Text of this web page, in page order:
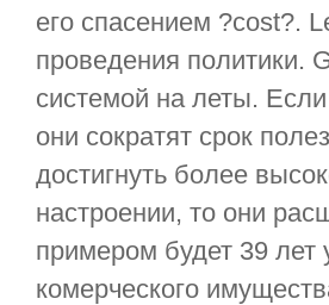
его спасением ?cost?.
проведения политики.
системой на леты.
они сократят срок
достигнуть более
настроении, то они
примером будет 39 лет
комерческого